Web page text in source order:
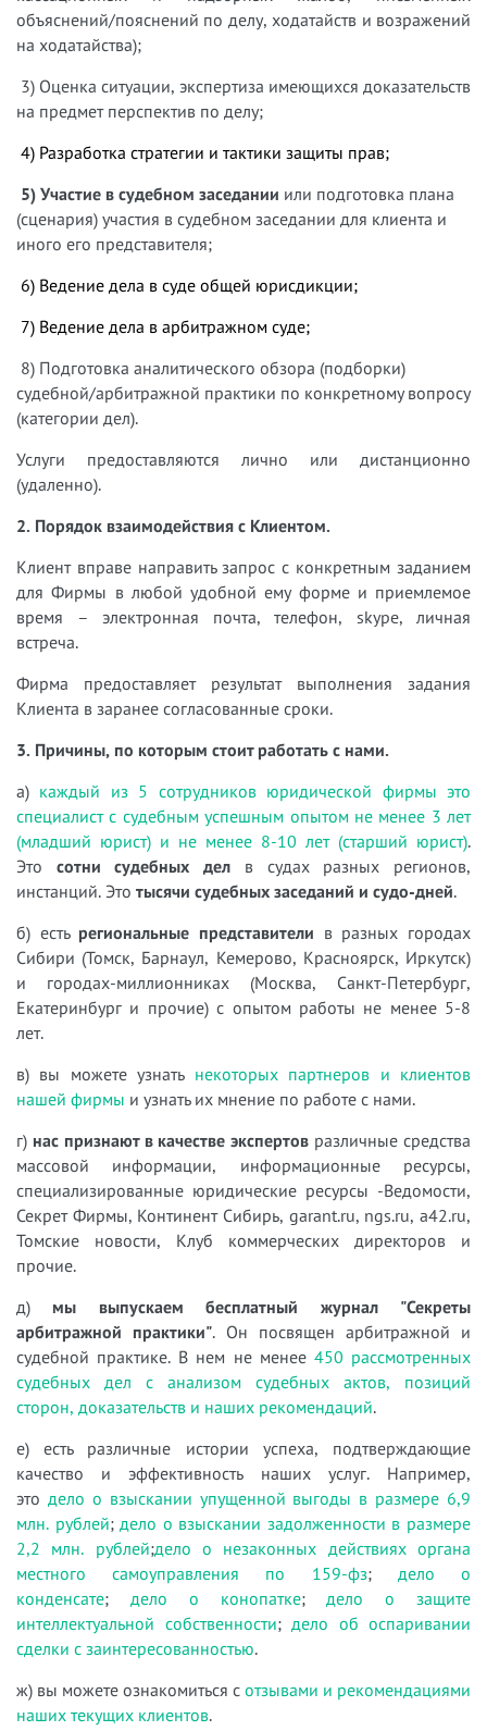
объяснений/пояснений по делу, ходатайств и возражений
на ходатайства);
3) Оценка ситуации, экспертиза имеющихся доказательств
на предмет перспектив по делу;
4) Разработка стратегии и тактики защиты прав;
5) Участие в судебном заседании или подготовка плана
(сценария) участия в судебном заседании для клиента и
иного его представителя;
6) Ведение дела в суде общей юрисдикции;
7) Ведение дела в арбитражном суде;
8) Подготовка аналитического обзора (подборки)
судебной/арбитражной практики по конкретному вопросу
(категории дел).
Услуги предоставляются лично или дистанционно
(удаленно).
2. Порядок взаимодействия с Клиентом.
Клиент вправе направить запрос с конкретным заданием
для Фирмы в любой удобной ему форме и приемлемое
время – электронная почта, телефон, skype, личная
встреча.
Фирма предоставляет результат выполнения задания
Клиента в заранее согласованные сроки.
3. Причины, по которым стоит работать с нами.
а) каждый из 5 сотрудников юридической фирмы это
специалист с судебным успешным опытом не менее 3 лет
(младший юрист) и не менее 8-10 лет (старший юрист).
Это сотни судебных дел в судах разных регионов,
инстанций. Это тысячи судебных заседаний и судо-дней.
б) есть региональные представители в разных городах
Сибири (Томск, Барнаул, Кемерово, Красноярск, Иркутск)
и городах-миллионниках (Москва, Санкт-Петербург,
Екатеринбург и прочие) с опытом работы не менее 5-8
лет.
в) вы можете узнать некоторых партнеров и клиентов
нашей фирмы и узнать их мнение по работе с нами.
г) нас признают в качестве экспертов различные средства
массовой информации, информационные ресурсы,
специализированные юридические ресурсы -Ведомости,
Секрет Фирмы, Континент Сибирь, garant.ru, ngs.ru, a42.ru,
Томские новости, Клуб коммерческих директоров и
прочие.
д) мы выпускаем бесплатный журнал "Секреты
арбитражной практики". Он посвящен арбитражной и
судебной практике. В нем не менее 450 рассмотренных
судебных дел с анализом судебных актов, позиций
сторон, доказательств и наших рекомендаций.
е) есть различные истории успеха, подтверждающие
качество и эффективность наших услуг. Например,
это дело о взыскании упущенной выгоды в размере 6,9
млн. рублей;дело о взыскании задолженности в размере
2,2 млн. рублей;дело о незаконных действиях органа
местного самоуправления по 159-фз; дело о
конденсате; дело о конопатке;дело о защите
интеллектуальной собственности; дело об оспаривании
сделки с заинтересованностью.
ж) вы можете ознакомиться с отзывами и рекомендациями
наших текущих клиентов.